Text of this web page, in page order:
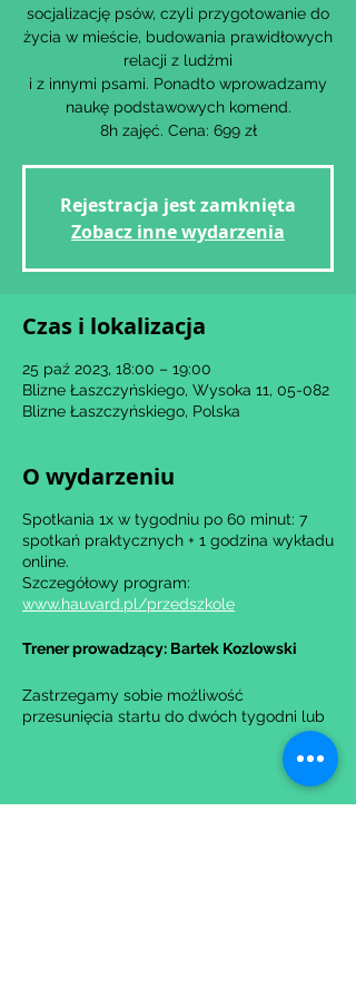
socjalizację psów, czyli przygotowanie do
życia w mieście, budowania prawidłowych
relacji z ludźmi
i z innymi psami. Ponadto wprowadzamy
naukę podstawowych komend.
8h zajęć. Cena: 699 zł
Rejestracja jest zamknięta
Zobacz inne wydarzenia
Czas i lokalizacja
25 paź 2023, 18:00 – 19:00
Blizne Łaszczyńskiego, Wysoka 11, 05-082
Blizne Łaszczyńskiego, Polska
O wydarzeniu
Spotkania 1x w tygodniu po 60 minut: 7
spotkań praktycznych + 1 godzina wykładu
online.
Szczegółowy program:
www.hauvard.pl/przedszkole
Trener prowadzący: Bartek Kozlowski
Zastrzegamy sobie możliwość
przesunięcia startu do dwóch tygodni lub
anulowania grupy w przypadku zbyt małej